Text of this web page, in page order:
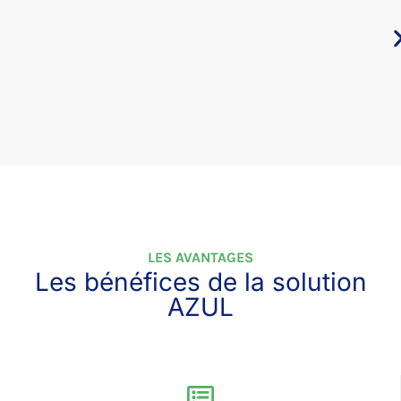
LES AVANTAGES
Les bénéfices de la solution
AZUL